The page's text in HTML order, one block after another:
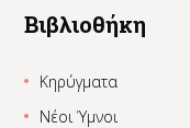
Βιβλιοθήκη
Κηρύγματα
Νέοι Ύμνοι